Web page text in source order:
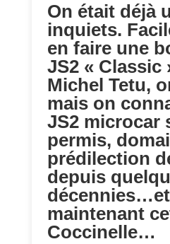
On était déjà
inquiets.
en faire une
JS2 « Classic
Michel Tetu,
mais on
JS2 microcar
permis,
prédilection
depuis
décennies…et
maintenant
Coccinelle…